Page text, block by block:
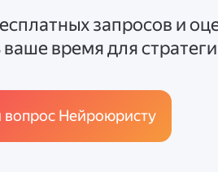
запросов и
время для
вопрос Нейроюристу